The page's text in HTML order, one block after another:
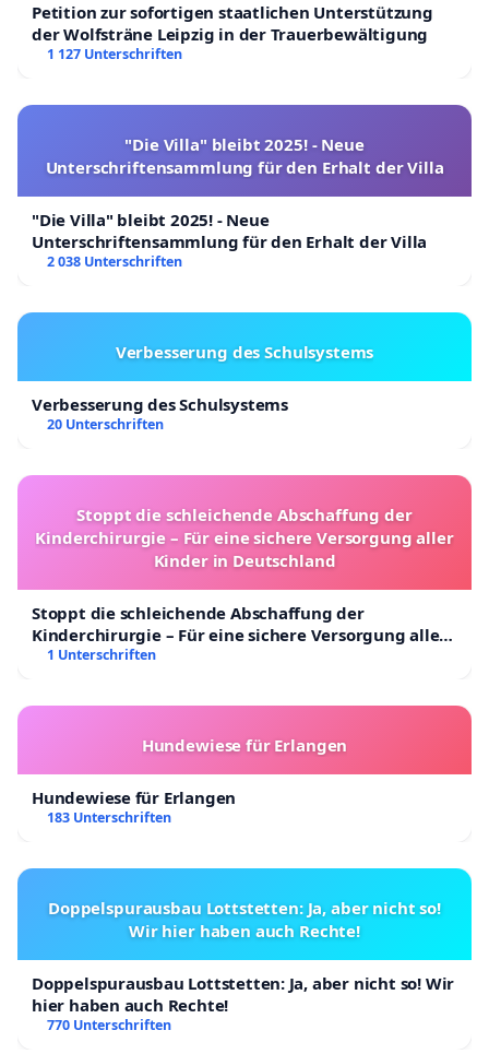
Petition zur sofortigen staatlichen Unterstützung
der Wolfsträne Leipzig in der Trauerbewältigung
1 127 Unterschriften
"Die Villa" bleibt 2025! - Neue
Unterschriftensammlung für den Erhalt der Villa
"Die Villa" bleibt 2025! - Neue
Unterschriftensammlung für den Erhalt der Villa
2 038 Unterschriften
Verbesserung des Schulsystems
Verbesserung des Schulsystems
20 Unterschriften
Stoppt die schleichende Abschaffung der
Kinderchirurgie – Für eine sichere Versorgung aller
Kinder in Deutschland
Stoppt die schleichende Abschaffung der
Kinderchirurgie – Für eine sichere Versorgung aller
Kinder in Deutschland
1 Unterschriften
Hundewiese für Erlangen
Hundewiese für Erlangen
183 Unterschriften
Doppelspurausbau Lottstetten: Ja, aber nicht so!
Wir hier haben auch Rechte!
Doppelspurausbau Lottstetten: Ja, aber nicht so! Wir
hier haben auch Rechte!
770 Unterschriften